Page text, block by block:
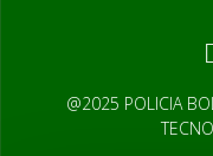
@2025 POLICIA